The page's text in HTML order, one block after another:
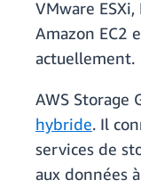
VMware
Amazon EC2
actuellement.
AWS Storage
hybride. Il
services de
aux données